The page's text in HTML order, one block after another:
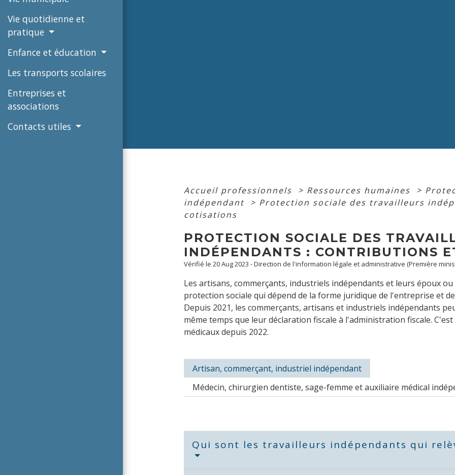
Vie quotidienne et
pratique
Enfance et éducation
Les transports scolaires
Entreprises et
associations
Contacts utiles
Accueil professionnels > Ressources humaines >
indépendant > Protection sociale des travailleurs
cotisations
PROTECTION SOCIALE DES
INDÉPENDANTS : CONTRIBUTIONS
Vérifié le 20 Aug 2023 - Direction de l'information légale et administrative (Première
Les artisans, commerçants, industriels indépendants et leurs époux
protection sociale qui dépend de la forme juridique de l'entreprise et
Depuis 2021, les commerçants, artisans et industriels indépendants
même temps que leur déclaration fiscale à l'administration fiscale.
médicaux depuis 2022.
Artisan, commerçant, industriel indépendant
Médecin, chirurgien dentiste, sage-femme et auxiliaire médical
Qui sont les travailleurs indépendants qui